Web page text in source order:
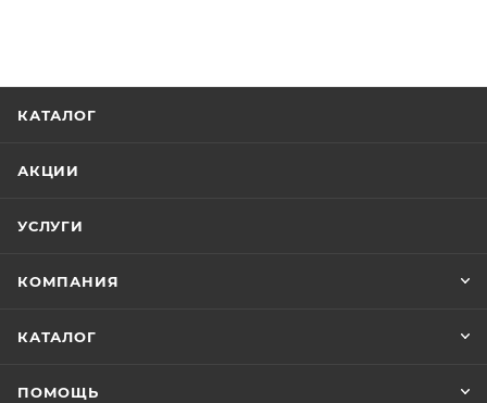
КАТАЛОГ
АКЦИИ
УСЛУГИ
КОМПАНИЯ
КАТАЛОГ
ПОМОЩЬ